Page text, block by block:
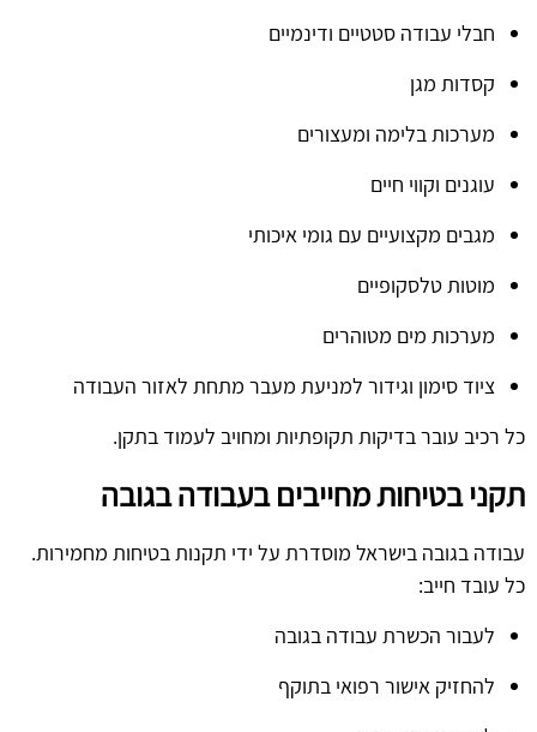
חבלי עבודה סטטיים ודינמיים
קסדות מגן
מערכות בלימה ומעצורים
עוגנים וקווי חיים
מגבים מקצועיים עם גומי איכותי
מוטות טלסקופיים
מערכות מים מטוהרים
ציוד סימון וגידור למניעת מעבר מתחת לאזור העבודה
כל רכיב עובר בדיקות תקופתיות ומחויב לעמוד בתקן.
תקני בטיחות מחייבים בעבודה בגובה
עבודה בגובה בישראל מוסדרת על ידי תקנות בטיחות מחמירות.
כל עובד חייב:
לעבור הכשרת עבודה בגובה
להחזיק אישור רפואי בתוקף